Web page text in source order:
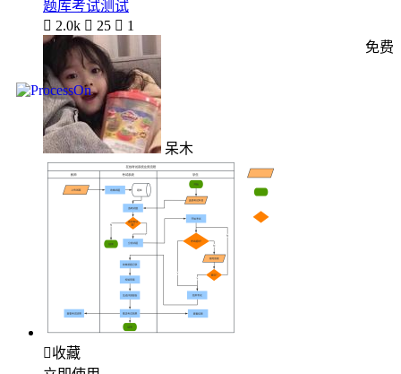
题库考试测试
 2.0k  25  1
呆木
免费
收藏